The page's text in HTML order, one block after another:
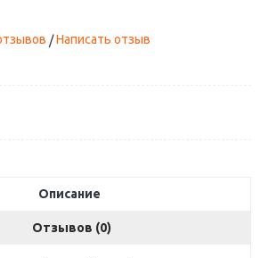
/Написать отзыв
Описание
Отзывов (0)